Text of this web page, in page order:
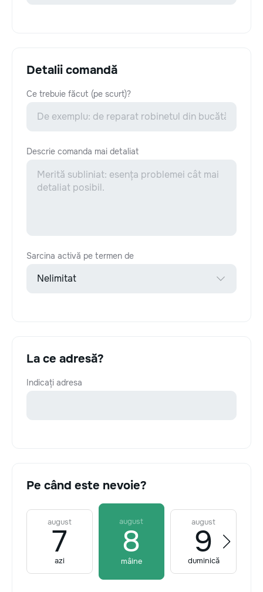
Detalii comandă
Ce trebuie făcut (pe scurt)?
Descrie comanda mai detaliat
Sarcina activă pe termen de
La ce adresă?
Indicați adresa
Pe când este nevoie?
august
7
azi
august
8
mâine
august
9
duminică